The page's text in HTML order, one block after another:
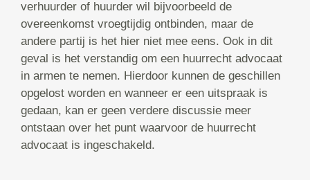
verhuurder of huurder wil bijvoorbeeld de
overeenkomst vroegtijdig ontbinden, maar de
andere partij is het hier niet mee eens. Ook in dit
geval is het verstandig om een huurrecht advocaat
in armen te nemen. Hierdoor kunnen de geschillen
opgelost worden en wanneer er een uitspraak is
gedaan, kan er geen verdere discussie meer
ontstaan over het punt waarvoor de huurrecht
advocaat is ingeschakeld.